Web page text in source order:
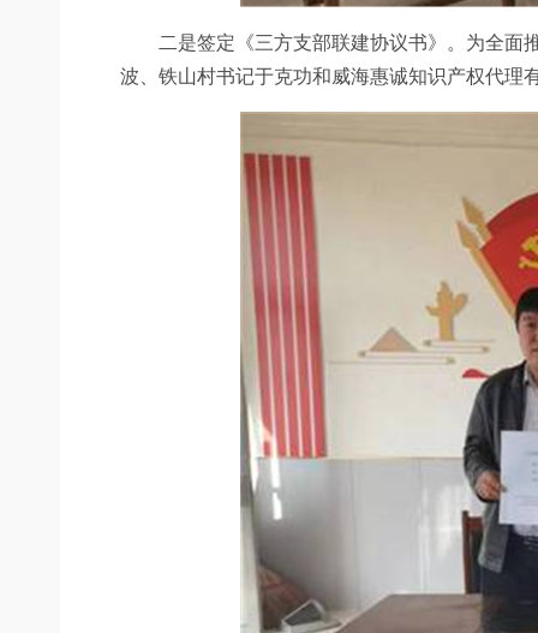
二是签定《三方支部联建协议书》。为全面推
波、铁山村书记于克功和威海惠诚知识产权代理